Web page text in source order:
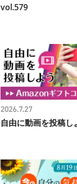
vol.579
自由に動画を投稿し
2026.7.27